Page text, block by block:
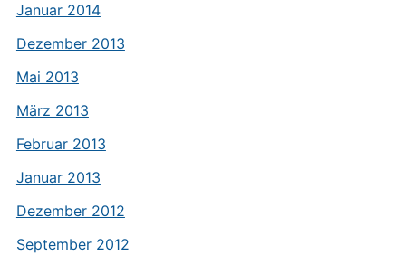
Januar 2014
Dezember 2013
Mai 2013
März 2013
Februar 2013
Januar 2013
Dezember 2012
September 2012